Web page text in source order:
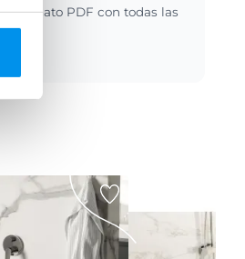
formato PDF con todas las